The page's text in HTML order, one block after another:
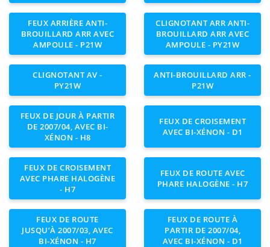
FEUX ARRIÈRE ANTI-
BROUILLARD ARR AVEC
AMPOULE - P21W
CLIGNOTANT ARR ANTI-
BROUILLARD ARR AVEC
AMPOULE - PY21W
CLIGNOTANT AV -
PY21W
ANTI-BROUILLARD ARR -
P21W
FEUX DE JOUR À PARTIR
DE 2007/04, AVEC BI-
XÉNON - H8
FEUX DE CROISEMENT
AVEC BI-XÉNON - D1
FEUX DE CROISEMENT
AVEC PHARE HALOGÈNE
- H7
FEUX DE ROUTE AVEC
PHARE HALOGÈNE - H7
FEUX DE ROUTE
JUSQU’À 2007/03, AVEC
BI-XÉNON - H7
FEUX DE ROUTE À
PARTIR DE 2007/04,
AVEC BI-XÉNON - D1